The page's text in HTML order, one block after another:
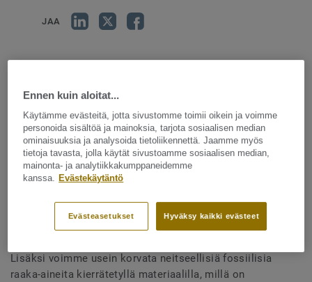
JAA
Kierrätyksen ilmastohyödyt
Tarkett näkee kiertotalouden ratkaisevana tekijänä
ilmastovaikutuksensa pienentämisen kannalta. Lisäämällä
Lisäksi voimme usein korvata neitseellisiä fossiilisia
raaka-aineita kierrätetyllä materiaalilla, millä on
Ennen kuin aloitat...
Käytämme evästeitä, jotta sivustomme toimii oikein ja voimme
personoida sisältöä ja mainoksia, tarjota sosiaalisen median
ominaisuuksia ja analysoida tietoliikennettä. Jaamme myös
tietoja tavasta, jolla käytät sivustoamme sosiaalisen median,
mainonta- ja analytiikkakumppaneidemme
kanssa. Evästekäytäntö
Hyväksy kaikki evästeet
Evästeasetukset